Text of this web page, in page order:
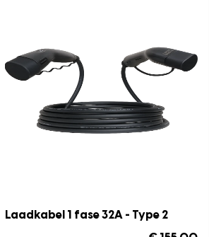
Laadkabel 1 fase 32A - Type 2